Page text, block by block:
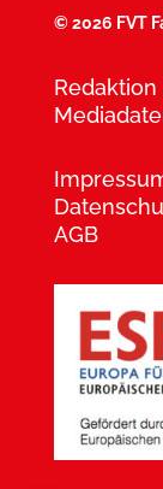
©2026 FVT
AGB